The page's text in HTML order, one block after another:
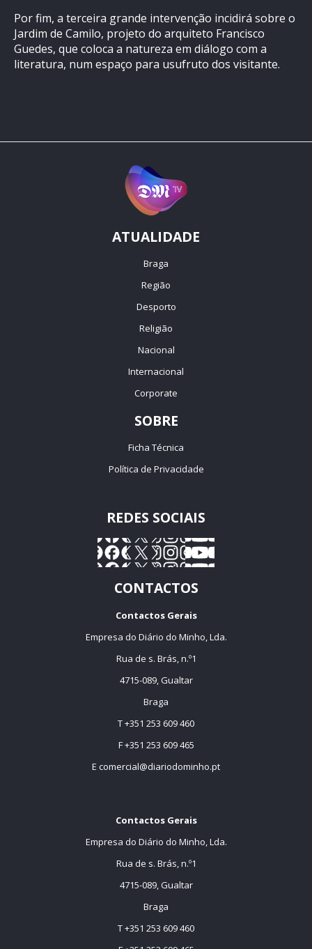
Por fim, a terceira grande intervenção incidirá sobre o
Jardim de Camilo, projeto do arquiteto Francisco
Guedes, que coloca a natureza em diálogo com a
literatura, num espaço para usufruto dos visitante.
ATUALIDADE
Braga
Região
Desporto
Religião
Nacional
Internacional
Corporate
SOBRE
Ficha Técnica
Política de Privacidade
REDES SOCIAIS
CONTACTOS
Contactos Gerais
Empresa do Diário do Minho, Lda.
Rua de s. Brás, n.º1
4715-089, Gualtar
Braga
T +351 253 609 460
F +351 253 609 465
E comercial@diariodominho.pt
Contactos Gerais
Empresa do Diário do Minho, Lda.
Rua de s. Brás, n.º1
4715-089, Gualtar
Braga
T +351 253 609 460